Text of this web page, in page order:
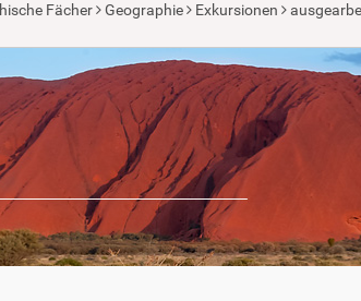
Fächer Geographie Exkursionen